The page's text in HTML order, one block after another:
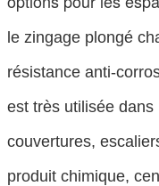
le zingage plongé
résistance anti-
est très utilisée
couvertures,
produit chimique,